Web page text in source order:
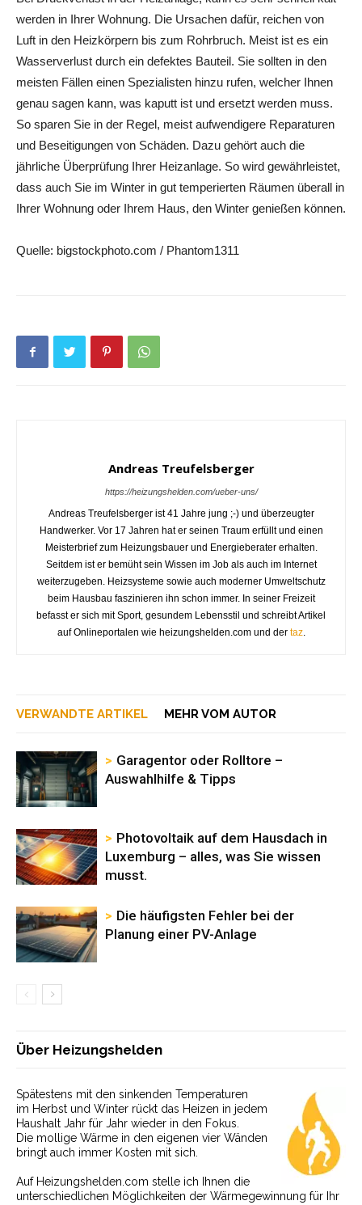
werden in Ihrer Wohnung. Die Ursachen dafür, reichen von
Luft in den Heizkörpern bis zum Rohrbruch. Meist ist es ein
Wasserverlust durch ein defektes Bauteil. Sie sollten in den
meisten Fällen einen Spezialisten hinzu rufen, welcher Ihnen
genau sagen kann, was kaputt ist und ersetzt werden muss.
So sparen Sie in der Regel, meist aufwendigere Reparaturen
und Beseitigungen von Schäden. Dazu gehört auch die
jährliche Überprüfung Ihrer Heizanlage. So wird gewährleistet,
dass auch Sie im Winter in gut temperierten Räumen überall in
Ihrer Wohnung oder Ihrem Haus, den Winter genießen können.
Quelle: bigstockphoto.com / Phantom1311
Andreas Treufelsberger
https://heizungshelden.com/ueber-uns/
Andreas Treufelsberger ist 41 Jahre jung ;-) und überzeugter
Handwerker. Vor 17 Jahren hat er seinen Traum erfüllt und einen
Meisterbrief zum Heizungsbauer und Energieberater erhalten.
Seitdem ist er bemüht sein Wissen im Job als auch im Internet
weiterzugeben. Heizsysteme sowie auch moderner Umweltschutz
beim Hausbau faszinieren ihn schon immer. In seiner Freizeit
befasst er sich mit Sport, gesundem Lebensstil und schreibt Artikel
auf Onlineportalen wie heizungshelden.com und der taz.
VERWANDTE ARTIKEL MEHR VOM AUTOR
Garagentor oder Rolltore –
Auswahlhilfe & Tipps
Photovoltaik auf dem Hausdach in
Luxemburg – alles, was Sie wissen
musst.
Die häufigsten Fehler bei der
Planung einer PV-Anlage
Über Heizungshelden
Spätestens mit den sinkenden Temperaturen
im Herbst und Winter rückt das Heizen in jedem
Haushalt Jahr für Jahr wieder in den Fokus.
Die mollige Wärme in den eigenen vier Wänden
bringt auch immer Kosten mit sich.
Auf Heizungshelden.com stelle ich Ihnen die
unterschiedlichen Möglichkeiten der Wärmegewinnung für Ihr